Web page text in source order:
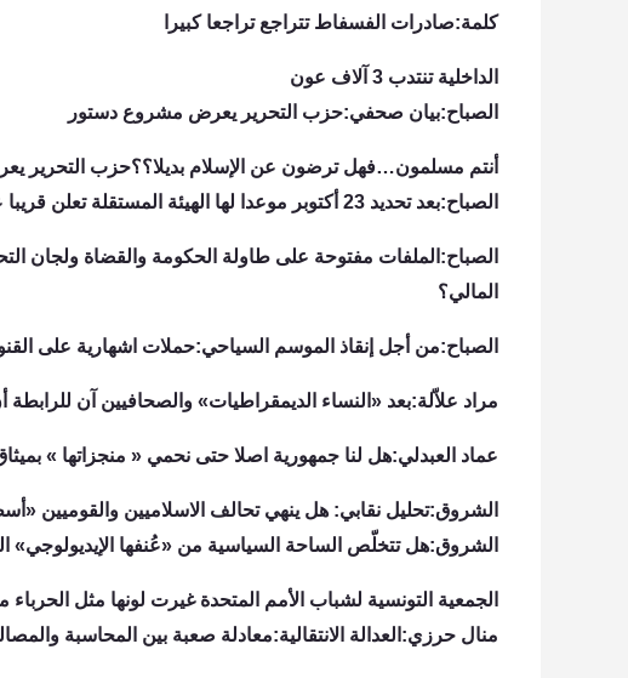
كلمة:صادرات الفسفاط تتراجع تراجعا كبيرا
الداخلية تنتدب 3 آلاف عون
الصباح:بيان صحفي:حزب التحرير يعرض مشروع دستور
أنتم مسلمون…فهل ترضون عن الإسلام بديلا؟؟حزب التحرير
الصباح:بعد تحديد 23 أكتوبر موعدا لها الهيئة المستقلة تعلن قريبا عن روزنامة جديدة لانتخابات
الصباح:الملفات مفتوحة على طاولة الحكومة والقضاة ولجان
المالي؟
الصباح:من أجل إنقاذ الموسم السياحي:حملات اشهارية على
مراد علاّلة:بعد «النساء الديمقراطيات» والصحافيين آن
عماد العبدلي:هل لنا جمهورية اصلا حتى نحمي « منجزاتها »
الشروق:تحليل نقابي: هل ينهي تحالف الاسلاميين والقوميين
الشروق:هل تتخلّص الساحة السياسية من «عُنفها الإيديولوجي»
الجمعية التونسية لشباب الأمم المتحدة غيرت لونها مثل الحرباء
منال حرزي:العدالة الانتقالية:معادلة صعبة بين المحاسبة